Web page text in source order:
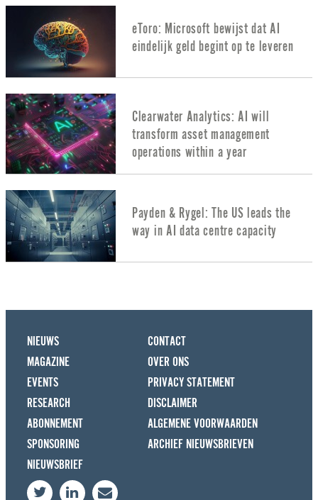
eToro: Microsoft bewijst dat AI
eindelijk geld begint op te leveren
Clearwater Analytics: AI will
transform asset management
operations within a year
Payden & Rygel: The US leads the
way in AI data centre capacity
NIEUWS
MAGAZINE
EVENTS
RESEARCH
ABONNEMENT
SPONSORING
CONTACT
OVER ONS
PRIVACY STATEMENT
DISCLAIMER
ALGEMENE VOORWAARDEN
ARCHIEF NIEUWSBRIEVEN
NIEUWSBRIEF